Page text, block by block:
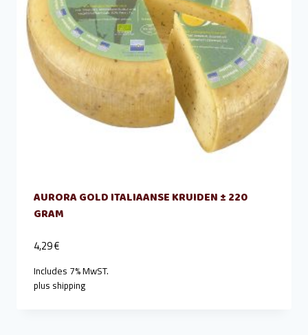
AURORA GOLD ITALIAANSE KRUIDEN ± 220
GRAM
4,29€
Includes 7% MwST.
plus shipping